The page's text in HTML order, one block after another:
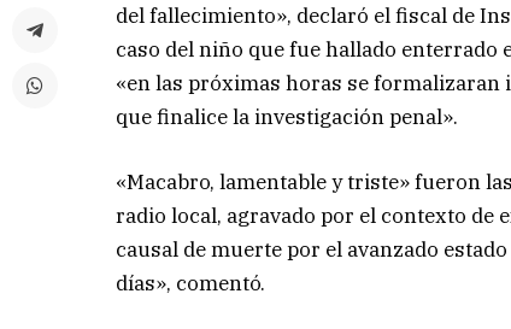
del fallecimiento», declaró el fiscal de
caso del niño que fue hallado enterrado
«en las próximas horas se
que finalice la investigación penal».
«Macabro, lamentable y triste» fueron
radio local, agravado por el contexto
causal de muerte por el avanzado
días», comentó.